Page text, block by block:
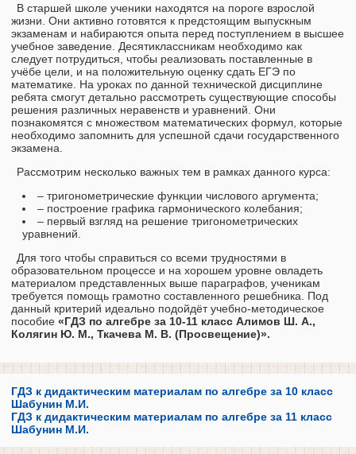
В старшей школе ученики находятся на пороге взрослой
жизни. Они активно готовятся к предстоящим выпускным
экзаменам и набираются опыта перед поступлением в высшее
учебное заведение. Десятиклассникам необходимо как
следует потрудиться, чтобы реализовать поставленные в
учёбе цели, и на положительную оценку сдать ЕГЭ по
математике. На уроках по данной технической дисциплине
ребята смогут детально рассмотреть существующие способы
решения различных неравенств и уравнений. Они
познакомятся с множеством математических формул, которые
необходимо запомнить для успешной сдачи государственного
экзамена.
Рассмотрим несколько важных тем в рамках данного курса:
– тригонометрические функции числового аргумента;
– построение графика гармонического колебания;
– первый взгляд на решение тригонометрических
уравнений.
Для того чтобы справиться со всеми трудностями в
образовательном процессе и на хорошем уровне овладеть
материалом представленных выше параграфов, ученикам
требуется помощь грамотно составленного решебника. Под
данный критерий идеально подойдёт учебно-методическое
пособие «ГДЗ по алгебре за 10‐11 класс Алимов Ш. А.,
Колягин Ю. М., Ткачева М. В. (Просвещение)».
ГДЗ к дидактическим материалам по алгебре за 10 класс
Шабунин М.И.
ГДЗ к дидактическим материалам по алгебре за 11 класс
Шабунин М.И.